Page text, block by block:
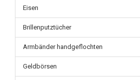
Eisen
Brillenputztücher
Armbänder handgeflochten
Geldbörsen